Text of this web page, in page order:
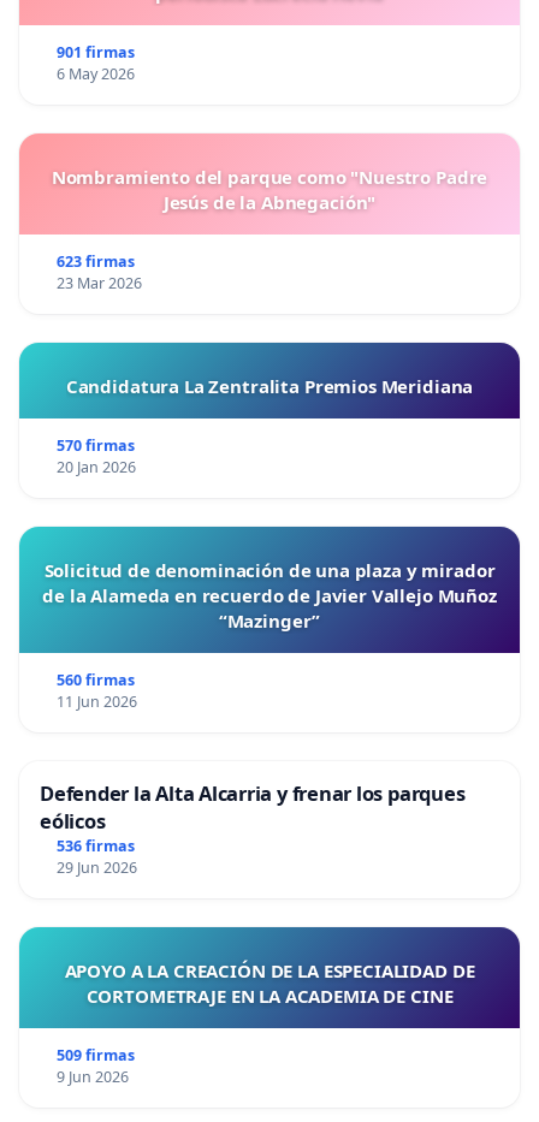
901 firmas
6 May 2026
Nombramiento del parque como "Nuestro Padre
Jesús de la Abnegación"
623 firmas
23 Mar 2026
Candidatura La Zentralita Premios Meridiana
570 firmas
20 Jan 2026
Solicitud de denominación de una plaza y mirador
de la Alameda en recuerdo de Javier Vallejo Muñoz
“Mazinger”
560 firmas
11 Jun 2026
Defender la Alta Alcarria y frenar los parques
eólicos
536 firmas
29 Jun 2026
APOYO A LA CREACIÓN DE LA ESPECIALIDAD DE
CORTOMETRAJE EN LA ACADEMIA DE CINE
509 firmas
9 Jun 2026